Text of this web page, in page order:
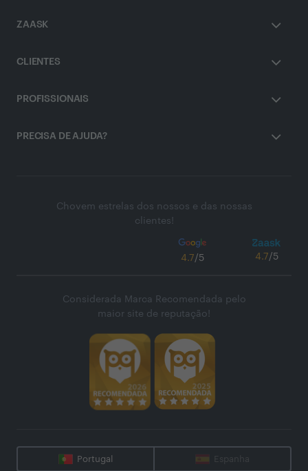
ZAASK
CLIENTES
PROFISSIONAIS
PRECISA DE AJUDA?
Chovem estrelas dos nossos e das nossas
clientes!
4.7/5 4.7/5
Considerada Marca Recomendada pelo
maior site de reputação!
Portugal Espanha